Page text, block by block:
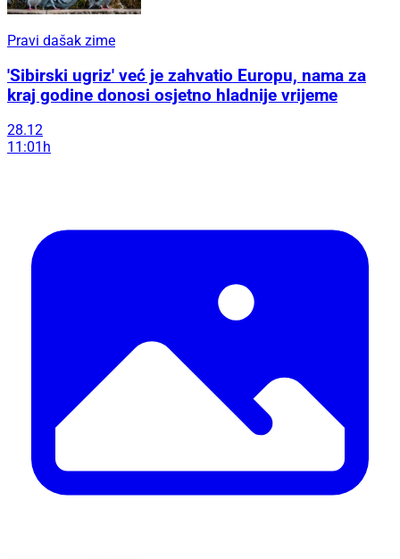
Pravi dašak zime
'Sibirski ugriz' već je zahvatio Europu, nama za
kraj godine donosi osjetno hladnije vrijeme
28.12
11:01h